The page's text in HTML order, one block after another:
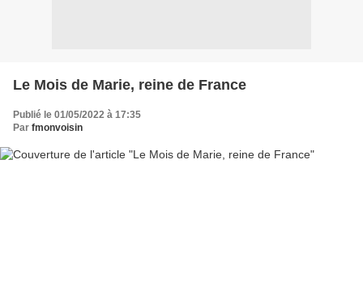
Le Mois de Marie, reine de France
Publié le 01/05/2022 à 17:35
Par fmonvoisin